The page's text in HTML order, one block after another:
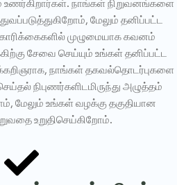
உணர்கிறார்கள். நாங்கள் நிறுவனங்களை
மேலும் தனிப்பட்ட
முழுமையாக கவனம்
சேவை செய்யும் உங்கள் தனிப்பட்ட
நாங்கள் தகவல்தொடர்புகளை
நிபுணர்களிடமிருந்து அழுத்தம்
மேலும் உங்கள் வழக்கு தகுதியான
உறுதிசெய்கிறோம்.